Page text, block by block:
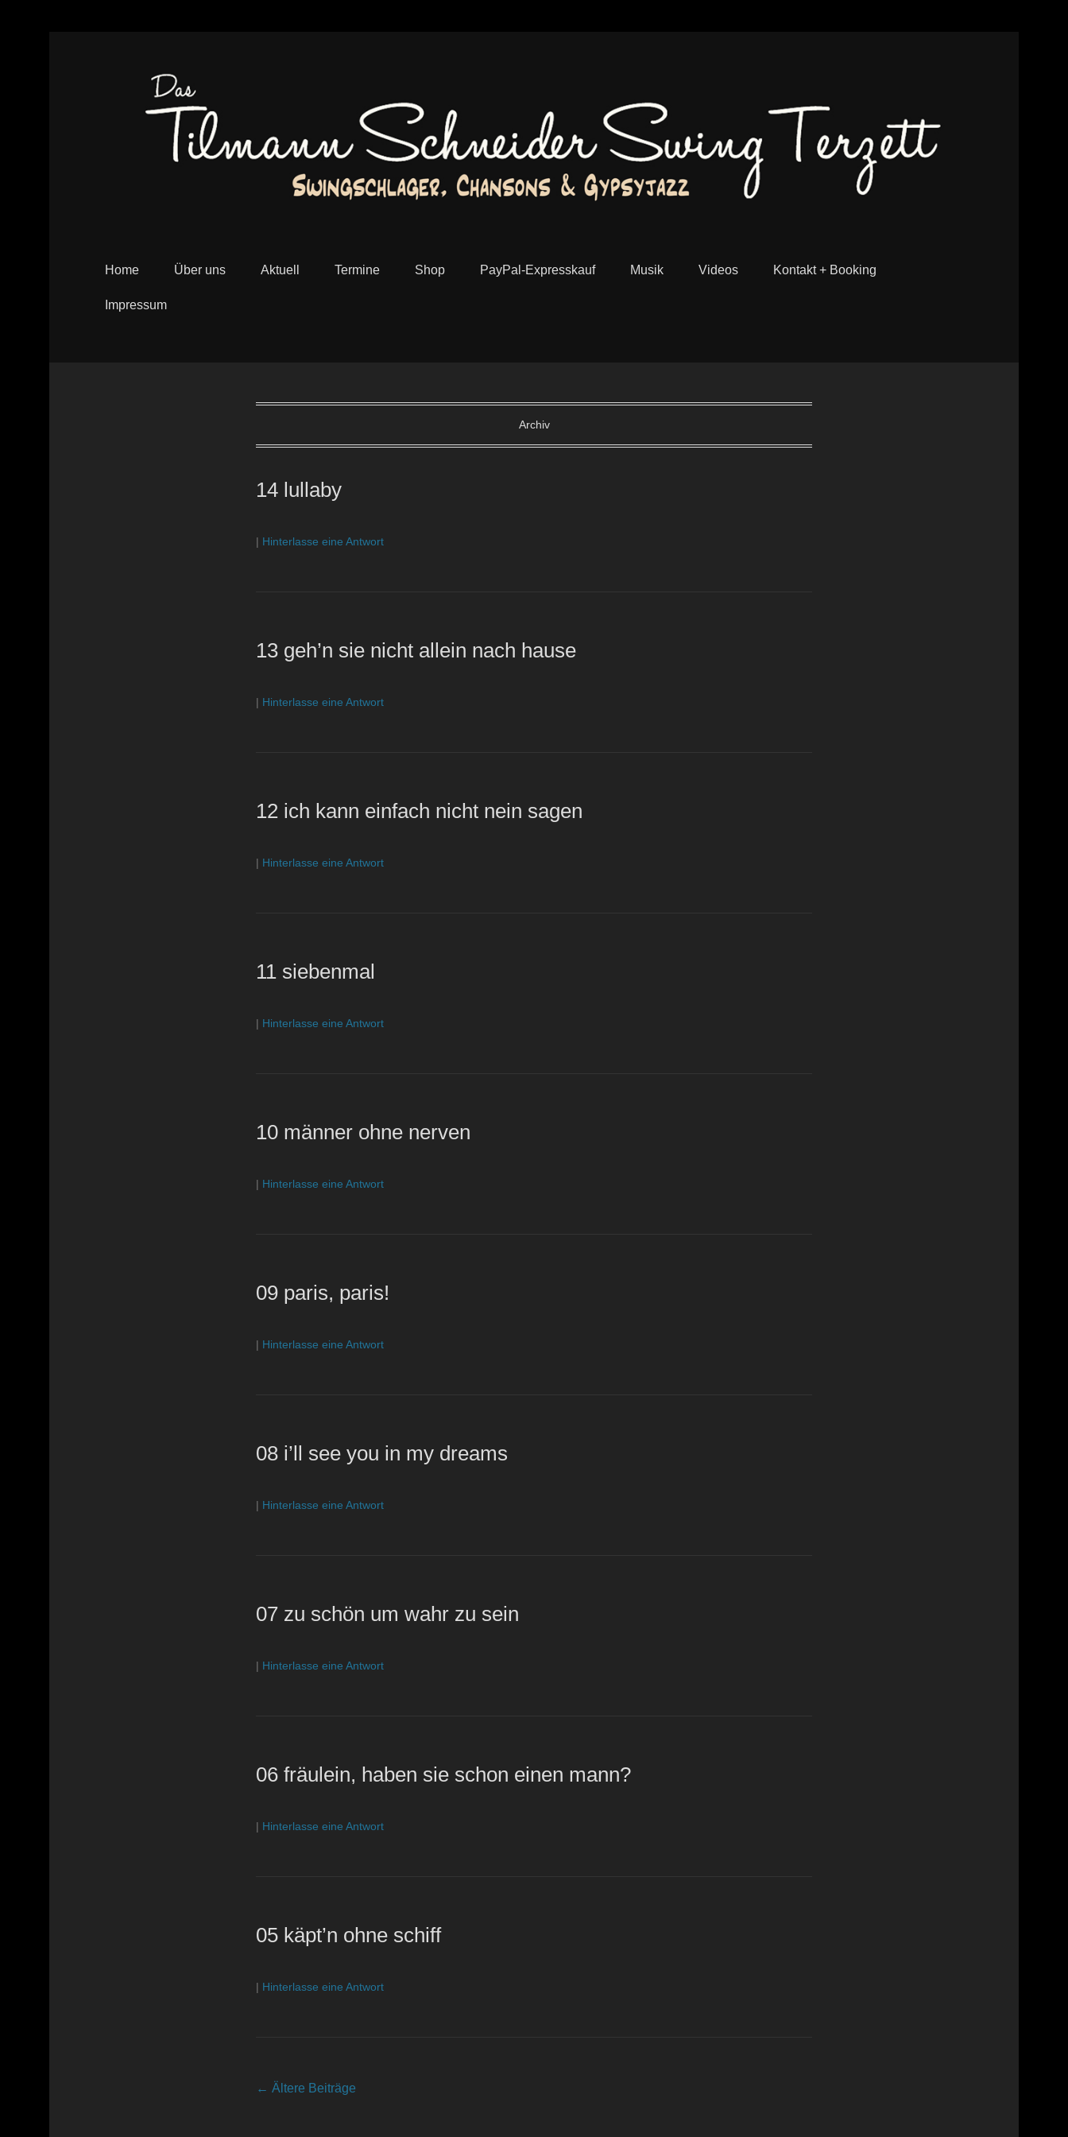
Home Über uns Aktuell Termine Shop PayPal-Expresskauf Musik Videos Kontakt + Booking
Impressum
Archiv
14 lullaby
| Hinterlasse eine Antwort
13 geh’n sie nicht allein nach hause
| Hinterlasse eine Antwort
12 ich kann einfach nicht nein sagen
| Hinterlasse eine Antwort
11 siebenmal
| Hinterlasse eine Antwort
10 männer ohne nerven
| Hinterlasse eine Antwort
09 paris, paris!
| Hinterlasse eine Antwort
08 i’ll see you in my dreams
| Hinterlasse eine Antwort
07 zu schön um wahr zu sein
| Hinterlasse eine Antwort
06 fräulein, haben sie schon einen mann?
| Hinterlasse eine Antwort
05 käpt’n ohne schiff
| Hinterlasse eine Antwort
Beitragsnavigation
← Ältere Beiträge